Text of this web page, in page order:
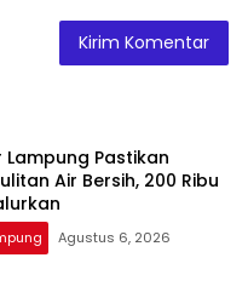
Pastikan
Air Bersih, 200 Ribu
Agustus 6, 2026